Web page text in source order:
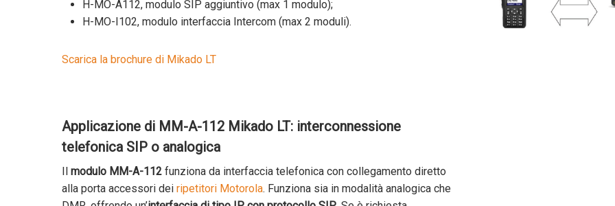
H-MO-A112, modulo SIP aggiuntivo (max 1 modulo);
H-MO-I102, modulo interfaccia Intercom (max 2 moduli).
Scarica la brochure di Mikado LT
Applicazione di MM-A-112 Mikado LT: interconnessione
telefonica SIP o analogica
Il modulo MM-A-112 funziona da interfaccia telefonica con collegamento diretto
alla porta accessori dei ripetitori Motorola. Funziona sia in modalità analogica che